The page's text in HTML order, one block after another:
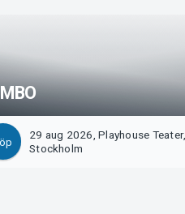
29 aug 2026, Playhouse Teater,
Stockholm